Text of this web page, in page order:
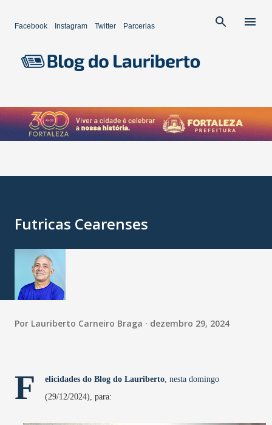
Facebook Instagram Twitter Parcerias
Futricas Cearenses
Por Lauriberto Carneiro Braga dezembro 29, 2024
F elicidades do Blog do Lauriberto, nesta domingo
(29/12/2024), para: